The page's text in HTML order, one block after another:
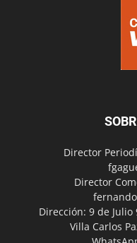
Director
Director
Dirección: 9 de Julio
Villa Carlos